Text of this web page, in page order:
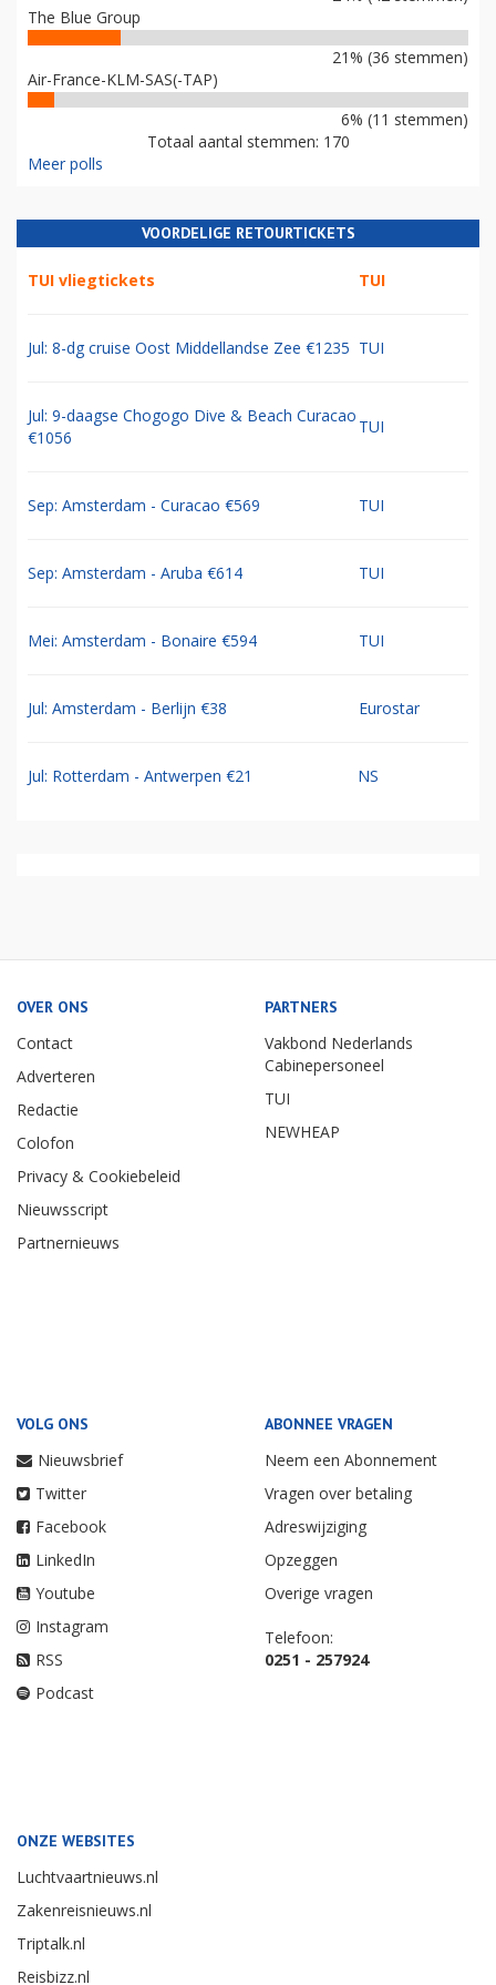
The Blue Group
21% (36 stemmen)
Air-France-KLM-SAS(-TAP)
6% (11 stemmen)
Totaal aantal stemmen: 170
Meer polls
VOORDELIGE RETOURTICKETS
TUI vliegtickets TUI
Jul: 8-dg cruise Oost Middellandse Zee €1235 TUI
Jul: 9-daagse Chogogo Dive & Beach Curacao
€1056
TUI
Sep: Amsterdam - Curacao €569 TUI
Sep: Amsterdam - Aruba €614 TUI
Mei: Amsterdam - Bonaire €594 TUI
Jul: Amsterdam - Berlijn €38 Eurostar
Jul: Rotterdam - Antwerpen €21 NS
OVER ONS
Contact
Adverteren
Redactie
Colofon
Privacy & Cookiebeleid
Nieuwsscript
Partnernieuws
PARTNERS
Vakbond Nederlands
Cabinepersoneel
TUI
NEWHEAP
VOLG ONS
Nieuwsbrief
Twitter
Facebook
LinkedIn
Youtube
Instagram
RSS
Podcast
ABONNEE VRAGEN
Neem een Abonnement
Vragen over betaling
Adreswijziging
Opzeggen
Overige vragen
Telefoon:
0251 - 257924
ONZE WEBSITES
Luchtvaartnieuws.nl
Zakenreisnieuws.nl
Triptalk.nl
Reisbizz.nl